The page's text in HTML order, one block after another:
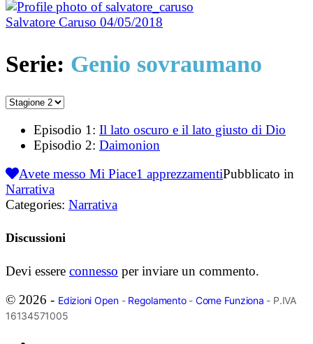
Salvatore Caruso 04/05/2018
Serie: Genio sovraumano
Episodio 1: Il lato oscuro e il lato giusto di Dio
Episodio 2: Daimonion
Avete messo Mi Piace1 apprezzamentiPubblicato in
Narrativa
Categories: Narrativa
Discussioni
Devi essere connesso per inviare un commento.
© 2026 - Edizioni Open- Regolamento- Come Funziona - P.IVA
16134571005